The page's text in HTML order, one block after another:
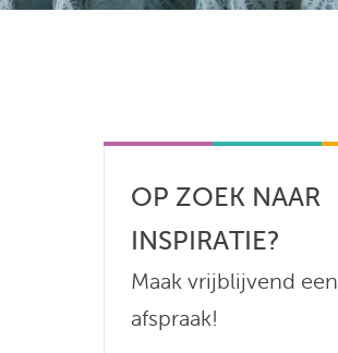
OP ZOEK NAAR
INSPIRATIE?
Maak vrijblijvend een
afspraak!